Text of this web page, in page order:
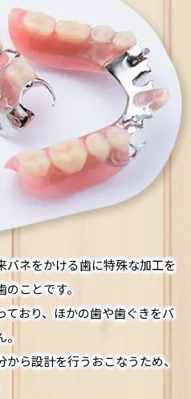
バネをかける歯に特殊な加工を
ことです。
おり、ほかの歯や歯ぐきをバ
。
ら設計を行うおこなうため、